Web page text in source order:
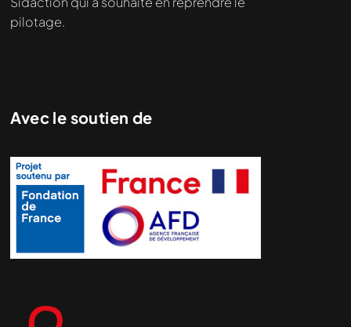
pilotage.
Avec le soutien de